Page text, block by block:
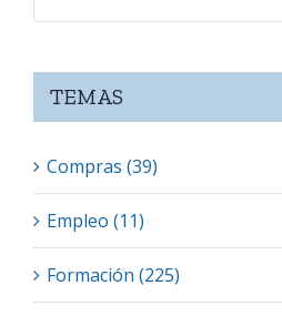
TEMAS
Compras (39)
Empleo (11)
Formación (225)